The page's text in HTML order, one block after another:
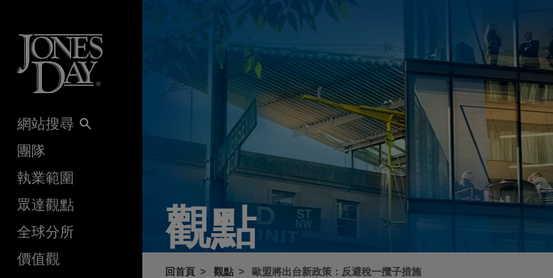
網站搜尋
團隊
執業範圍
眾達觀點
全球分所
價值觀
觀點
回首頁 觀點 歐盟將出台新政策：反避稅一攬子措施